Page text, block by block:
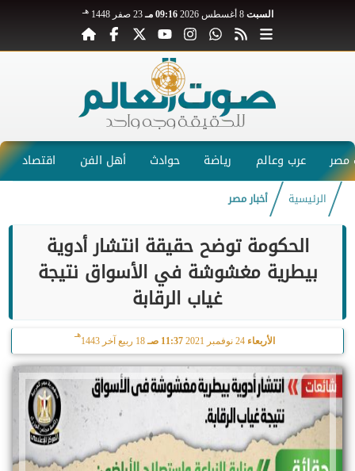
السبت 8 أغسطس 2026 09:16 مـ 23 صفر 1448 هـ
عرب وعالم رياضة حوادث أهل الفن اقتصاد
الرئيسية أخبار مصر
الحكومة توضح حقيقة انتشار أدوية
بيطرية مغشوشة في الأسواق نتيجة
غياب الرقابة
الأربعاء 24 نوفمبر 2021 11:37 صـ 18 ربيع آخر 1443
هـ